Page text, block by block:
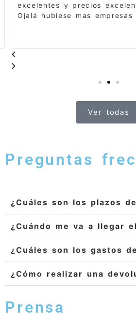
excelentes y precios
Ojalá hubiese mas empresas
Ver todas
Preguntas
¿Cuáles son los plazos
¿Cuándo me va a llegar
¿Cuáles son los gastos
¿Cómo realizar una
Prensa